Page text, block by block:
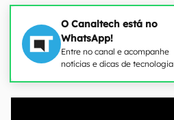
O Canaltech está no
WhatsApp!
Entre no canal e acompanhe
notícias e dicas de tecnologia